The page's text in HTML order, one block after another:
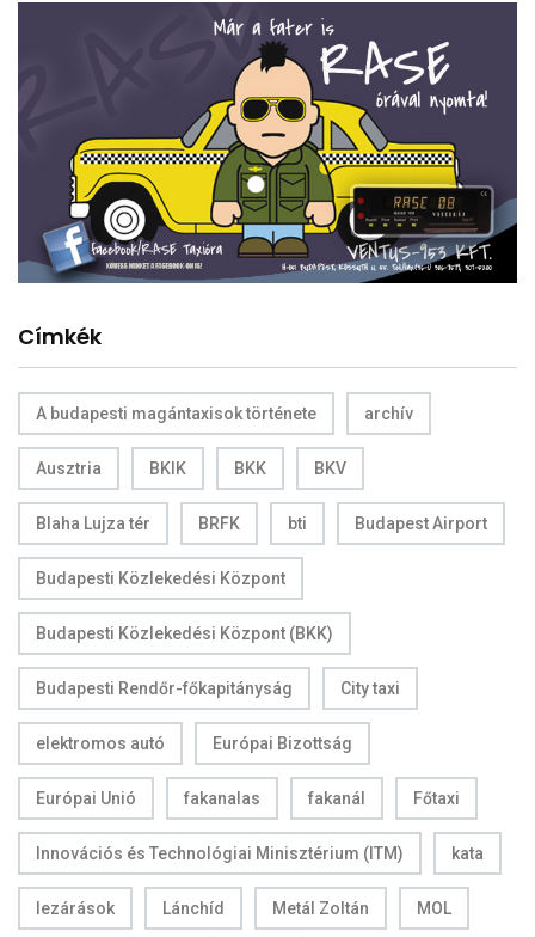
Címkék
A budapesti magántaxisok története archív
Ausztria BKIK BKK BKV
Blaha Lujza tér BRFK bti Budapest Airport
Budapesti Közlekedési Központ
Budapesti Közlekedési Központ (BKK)
Budapesti Rendőr-főkapitányság City taxi
elektromos autó Európai Bizottság
Európai Unió fakanalas fakanál Főtaxi
Innovációs és Technológiai Minisztérium (ITM) kata
lezárások Lánchíd Metál Zoltán MOL